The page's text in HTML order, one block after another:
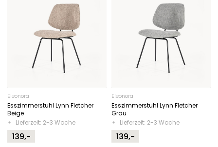
Eleonora
Esszimmerstuhl Lynn Fletcher
Beige
Lieferzeit: 2-3 Woche
139,-
Eleonora
Esszimmerstuhl Lynn Fletcher
Grau
Lieferzeit: 2-3 Woche
139,-